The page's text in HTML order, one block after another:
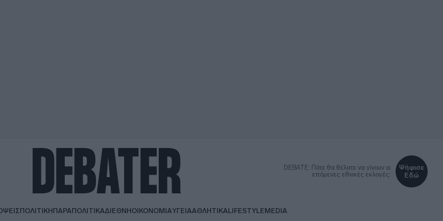
DEBATE: Πότε θα θέλατε να γίνουν οι
επόμενες εθνικές εκλογές;
Ψήφισε
Εδώ
ΠΟΛΙΤΙΚΗΠΑΡΑΠΟΛΙΤΙΚΑΔΙΕΘΝΗΟΙΚΟΝΟΜΙΑΥΓΕΙΑΑΘΛΗΤΙΚΑLIFESTYLEMEDIA